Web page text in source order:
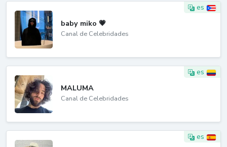
es
baby miko 💗
Canal de Celebridades
es
MALUMA
Canal de Celebridades
es